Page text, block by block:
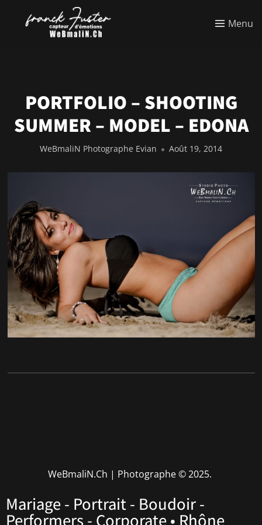
Menu
PORTFOLIO – SHOOTING
SUMMER – MODEL – EDONA
WeBmaliN Photographe Evian Août 19, 2014
WeBmaliN.Ch | Photographe© 2025.
Mariage - Portrait - Boudoir -
Performers - Corporate • Rhône